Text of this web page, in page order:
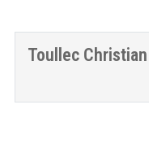
Toullec Christian